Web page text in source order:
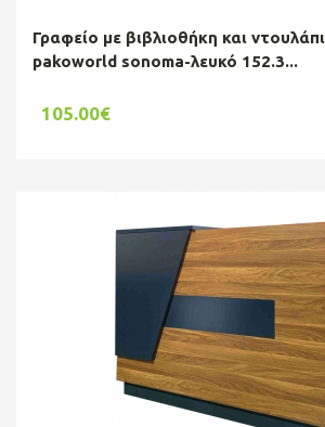
Γραφείο με βιβλιοθήκη και
pakoworld sonoma-λευκό 152.3...
105.00€